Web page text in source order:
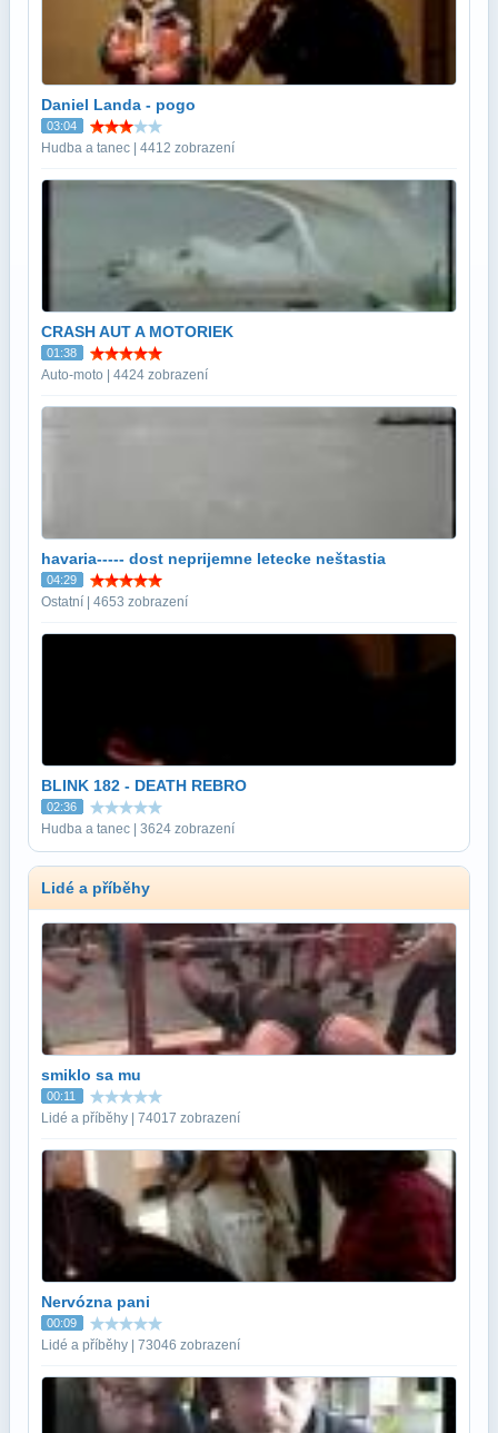
Daniel Landa - pogo
03:04
Hudba a tanec | 4412 zobrazení
CRASH AUT A MOTORIEK
01:38
Auto-moto | 4424 zobrazení
havaria----- dost neprijemne letecke neštastia
04:29
Ostatní | 4653 zobrazení
BLINK 182 - DEATH REBRO
02:36
Hudba a tanec | 3624 zobrazení
Lidé a příběhy
smiklo sa mu
00:11
Lidé a příběhy | 74017 zobrazení
Nervózna pani
00:09
Lidé a příběhy | 73046 zobrazení